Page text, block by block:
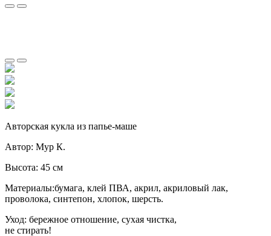
Авторская кукла из папье-маше
Автор: Мур К.
Высота: 45 см
Материалы:бумага, клей ПВА, акрил, акриловый лак,
проволока, синтепон, хлопок, шерсть.
Уход: бережное отношение, сухая чистка,
не стирать!